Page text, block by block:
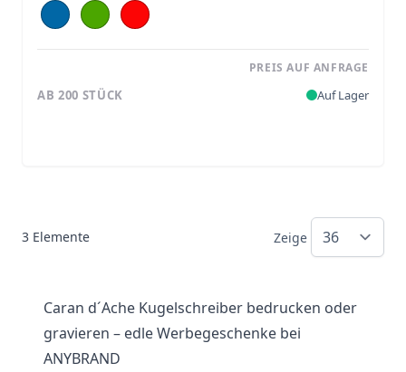
PREIS AUF ANFRAGE
AB 200 STÜCK Auf Lager
3 Elemente Zeige
Caran d´Ache Kugelschreiber bedrucken oder
gravieren – edle Werbegeschenke bei
ANYBRAND